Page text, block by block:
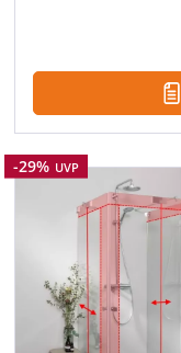
Rabatt
-29% UVP